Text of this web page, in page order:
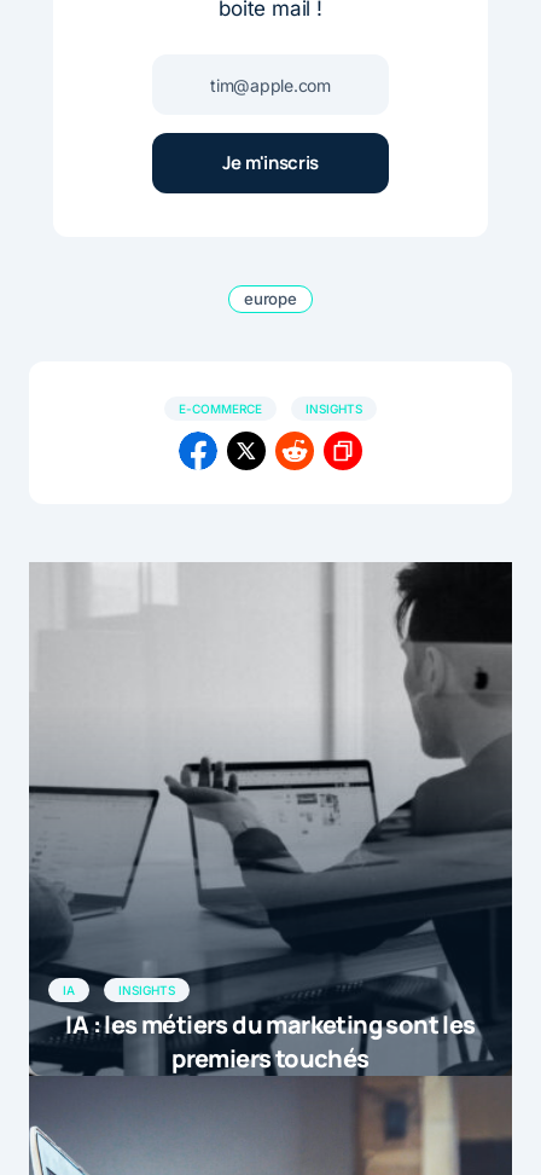
boite mail !
europe
E-COMMERCE INSIGHTS
IA INSIGHTS
IA : les métiers du marketing sont les
premiers touchés